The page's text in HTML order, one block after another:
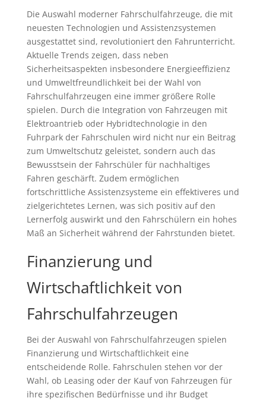
Die Auswahl moderner Fahrschulfahrzeuge, die mit
neuesten Technologien und Assistenzsystemen
ausgestattet sind, revolutioniert den Fahrunterricht.
Aktuelle Trends zeigen, dass neben
Sicherheitsaspekten insbesondere Energieeffizienz
und Umweltfreundlichkeit bei der Wahl von
Fahrschulfahrzeugen eine immer größere Rolle
spielen. Durch die Integration von Fahrzeugen mit
Elektroantrieb oder Hybridtechnologie in den
Fuhrpark der Fahrschulen wird nicht nur ein Beitrag
zum Umweltschutz geleistet, sondern auch das
Bewusstsein der Fahrschüler für nachhaltiges
Fahren geschärft. Zudem ermöglichen
fortschrittliche Assistenzsysteme ein effektiveres und
zielgerichtetes Lernen, was sich positiv auf den
Lernerfolg auswirkt und den Fahrschülern ein hohes
Maß an Sicherheit während der Fahrstunden bietet.
Finanzierung und
Wirtschaftlichkeit von
Fahrschulfahrzeugen
Bei der Auswahl von Fahrschulfahrzeugen spielen
Finanzierung und Wirtschaftlichkeit eine
entscheidende Rolle. Fahrschulen stehen vor der
Wahl, ob Leasing oder der Kauf von Fahrzeugen für
ihre spezifischen Bedürfnisse und ihr Budget